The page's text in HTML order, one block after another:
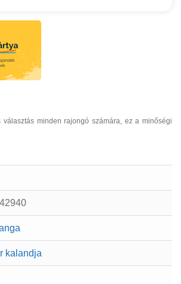
minden rajongó számára, ez a minőségi
kalandja